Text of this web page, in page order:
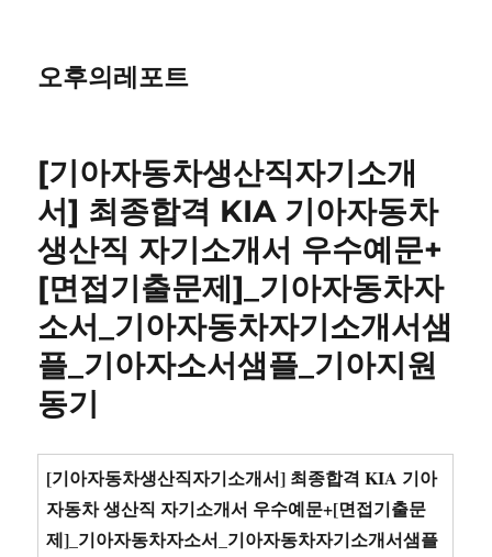
오후의레포트
[기아자동차생산직자기소개
서] 최종합격 KIA 기아자동차
생산직 자기소개서 우수예문+
[면접기출문제]_기아자동차자
소서_기아자동차자기소개서샘
플_기아자소서샘플_기아지원
동기
[기아자동차생산직자기소개서] 최종합격 KIA 기아
자동차 생산직 자기소개서 우수예문+[면접기출문
제]_기아자동차자소서_기아자동차자기소개서샘플